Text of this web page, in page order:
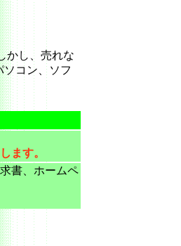
かし、売れな
コン、ソフ
ます。
書、ホームペ